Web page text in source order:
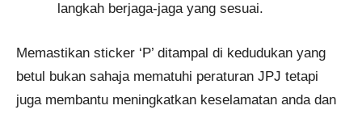
langkah berjaga-jaga yang sesuai.
Memastikan sticker ‘P’ ditampal di kedudukan yang
betul bukan sahaja mematuhi peraturan JPJ tetapi
juga membantu meningkatkan keselamatan anda dan